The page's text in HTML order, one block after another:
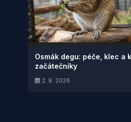
Osmák degu: péče, klec a
začátečníky
2. 8. 2026